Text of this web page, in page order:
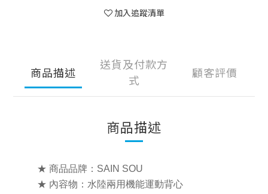
加入追蹤清單
商品描述
送貨及付款方
式
顧客評價
商品描述
★ 商品品牌：SAIN SOU
★ 內容物：水陸兩用機能運動背心